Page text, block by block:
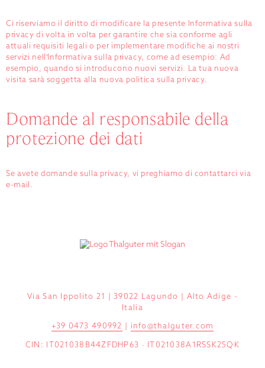
Ci riserviamo il diritto di modificare la presente Informativa sulla
privacy di volta in volta per garantire che sia conforme agli
attuali requisiti legali o per implementare modifiche ai nostri
servizi nell'Informativa sulla privacy, come ad esempio: Ad
esempio, quando si introducono nuovi servizi. La tua nuova
visita sarà soggetta alla nuova politica sulla privacy.
Domande al responsabile della
protezione dei dati
Se avete domande sulla privacy, vi preghiamo di contattarci via
e-mail.
Via San Ippolito 21 | 39022 Lagundo | Alto Adige -
Italia
+39 0473 490992 info@thalguter.com
CIN: IT021038B44ZFDHP63 · IT021038A1RSSK25QK